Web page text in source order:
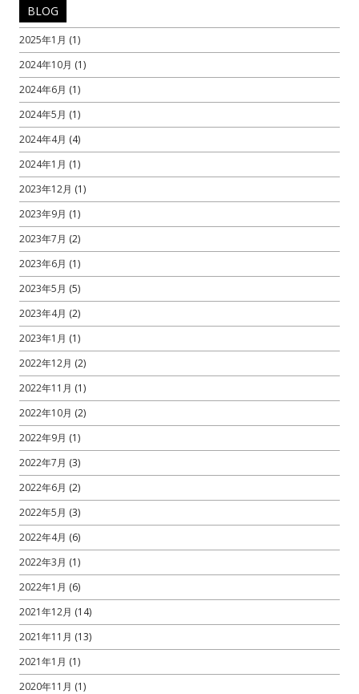
BLOG
2025年1月 (1)
2024年10月 (1)
2024年6月 (1)
2024年5月 (1)
2024年4月 (4)
2024年1月 (1)
2023年12月 (1)
2023年9月 (1)
2023年7月 (2)
2023年6月 (1)
2023年5月 (5)
2023年4月 (2)
2023年1月 (1)
2022年12月 (2)
2022年11月 (1)
2022年10月 (2)
2022年9月 (1)
2022年7月 (3)
2022年6月 (2)
2022年5月 (3)
2022年4月 (6)
2022年3月 (1)
2022年1月 (6)
2021年12月 (14)
2021年11月 (13)
2021年1月 (1)
2020年11月 (1)